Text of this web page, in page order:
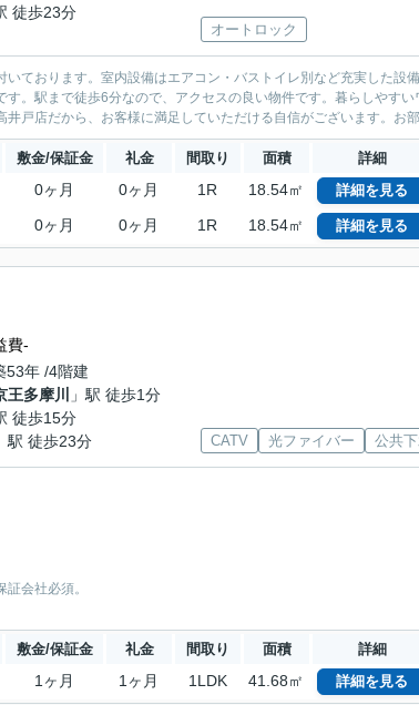
徒歩23分
オートロック
ております。室内設備はエアコン・バストイレ別など充実した設
。駅まで徒歩6分なので、アクセスの良い物件です。暮らしやすい
戸店だから、お客様に満足していただける自信がございます。お
敷金/保証金 礼金 間取り 面積 詳細
0ヶ月 0ヶ月 1R 18.54㎡ 詳細を見る
0ヶ月 0ヶ月 1R 18.54㎡ 詳細を見る
費-
53年 /4階建
王多摩川
」駅 徒歩1分
徒歩15分
駅 徒歩23分 CATV 光ファイバー 公共
会社必須。
敷金/保証金 礼金 間取り 面積 詳細
1ヶ月 1ヶ月 1LDK 41.68㎡ 詳細を見る